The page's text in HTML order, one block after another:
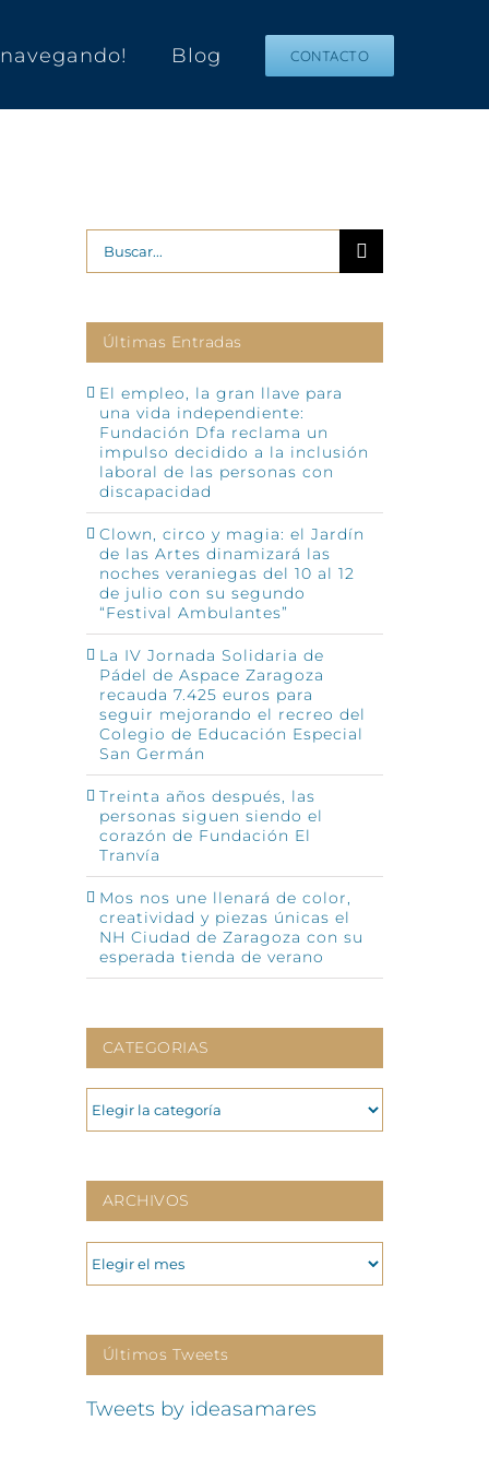
navegando! Blog CONTACTO
Buscar:
Últimas Entradas
El empleo, la gran llave para
una vida independiente:
Fundación Dfa reclama un
impulso decidido a la inclusión
laboral de las personas con
discapacidad
Clown, circo y magia: el Jardín
de las Artes dinamizará las
noches veraniegas del 10 al 12
de julio con su segundo
“Festival Ambulantes”
La IV Jornada Solidaria de
Pádel de Aspace Zaragoza
recauda 7.425 euros para
seguir mejorando el recreo del
Colegio de Educación Especial
San Germán
Treinta años después, las
personas siguen siendo el
corazón de Fundación El
Tranvía
Mos nos une llenará de color,
creatividad y piezas únicas el
NH Ciudad de Zaragoza con su
esperada tienda de verano
CATEGORIAS
CATEGORIAS
ARCHIVOS
ARCHIVOS
Últimos Tweets
Tweets by ideasamares